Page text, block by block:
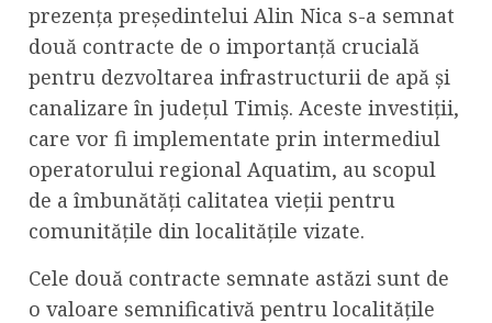
prezența președintelui Alin Nica s-a semnat
două contracte de o importanță crucială
pentru dezvoltarea infrastructurii de apă și
canalizare în județul Timiș. Aceste investiții,
care vor fi implementate prin intermediul
operatorului regional Aquatim, au scopul
de a îmbunătăți calitatea vieții pentru
comunitățile din localitățile vizate.
Cele două contracte semnate astăzi sunt de
o valoare semnificativă pentru localitățile